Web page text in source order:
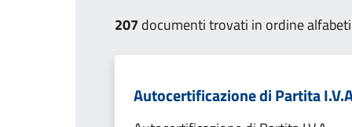
207 documenti trovati in ordine
Autocertificazione di Partita